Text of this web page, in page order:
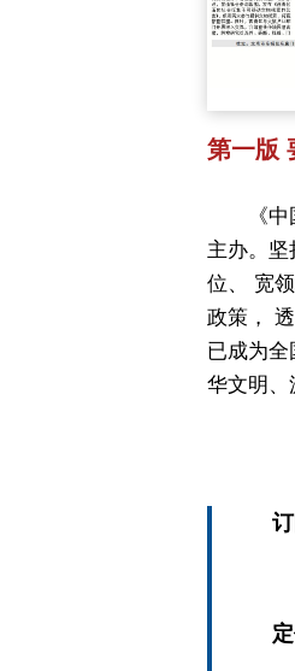
第一版
《中国
主办。
位、 宽
政策，
已成为全
华文明、